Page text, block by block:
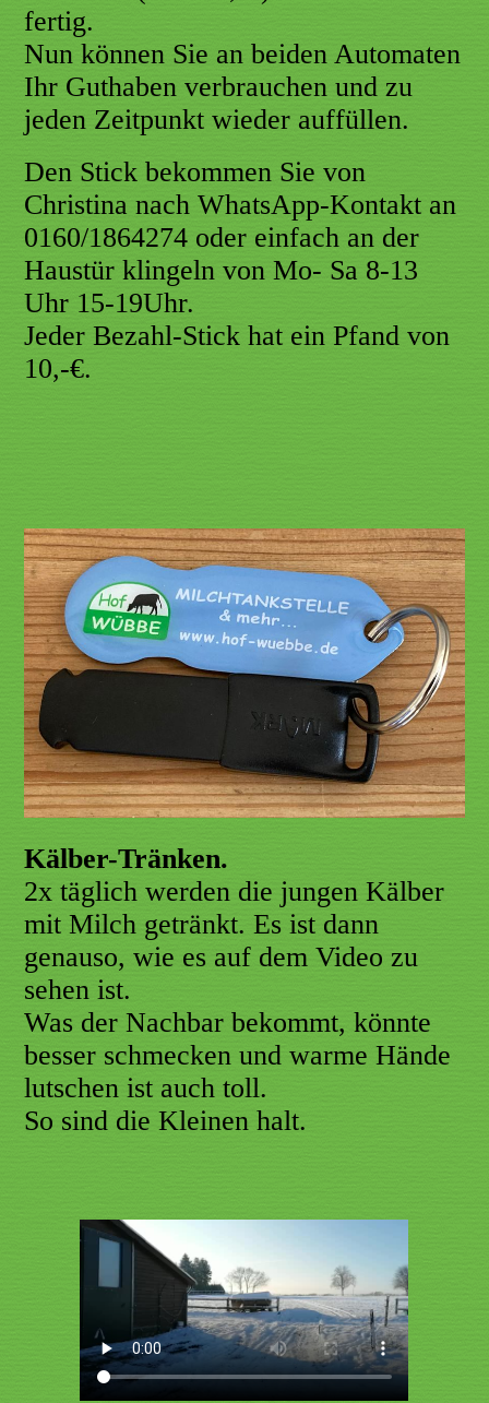
fertig.
Nun können Sie an beiden Automaten
Ihr Guthaben verbrauchen und zu
jeden Zeitpunkt wieder auffüllen.
Den Stick bekommen Sie von
Christina nach WhatsApp-Kontakt an
0160/1864274 oder einfach an der
Haustür klingeln von Mo- Sa 8-13
Uhr 15-19Uhr.
Jeder Bezahl-Stick hat ein Pfand von
10,-€.
Kälber-Tränken.
2x täglich werden die jungen Kälber
mit Milch getränkt. Es ist dann
genauso, wie es auf dem Video zu
sehen ist.
Was der Nachbar bekommt, könnte
besser schmecken und warme Hände
lutschen ist auch toll.
So sind die Kleinen halt.